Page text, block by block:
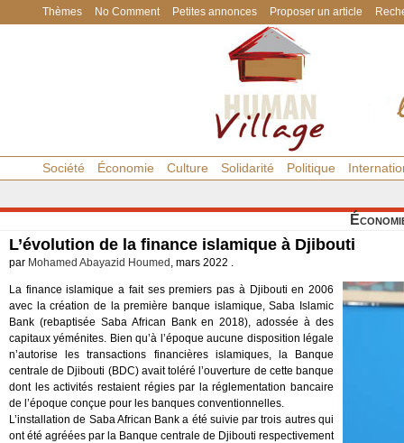
Thèmes No Comment Petites annonces Proposer un article
Société Économie Culture Solidarité Politique
L’évolution de la finance islamique à Djibouti
par Mohamed Abayazid Houmed , mars 2022 .
La finance islamique a fait ses premiers pas à Djibouti en 2006
avec la création de la première banque islamique, Saba Islamic
Bank (rebaptisée Saba African Bank en 2018), adossée à des
capitaux yéménites. Bien qu’à l’époque aucune disposition légale
n’autorise les transactions financières islamiques, la Banque
centrale de Djibouti (BDC) avait toléré l’ouverture de cette banque
dont les activités restaient régies par la réglementation bancaire
de l’époque conçue pour les banques conventionnelles.
L’installation de Saba African Bank a été suivie par trois autres qui
ont été agréées par la Banque centrale de Djibouti respectivement